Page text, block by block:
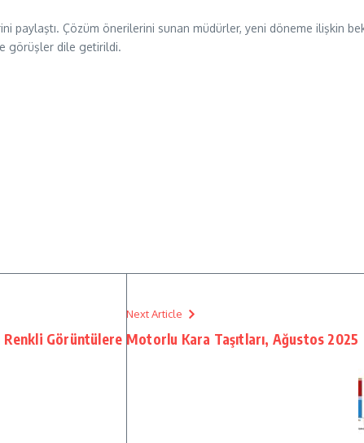
paylaştı. Çözüm önerilerini sunan müdürler, yeni döneme ilişkin
görüşler dile getirildi.
Görüntülere
Next Article
Motorlu Kara Taşıtları, Ağustos 2025